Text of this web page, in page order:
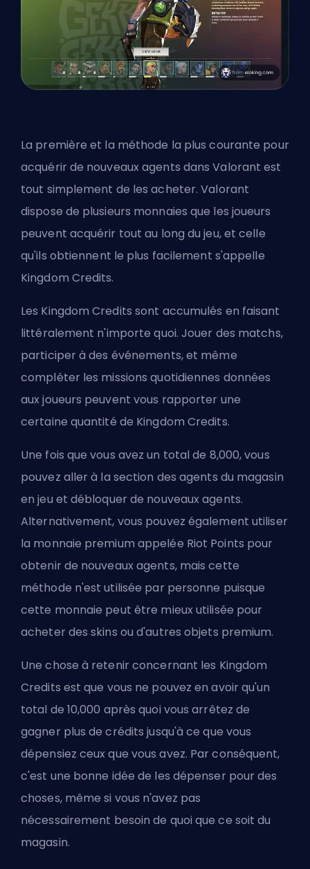
La première et la méthode la plus courante pour
acquérir de nouveaux agents dans Valorant est
tout simplement de les acheter. Valorant
dispose de plusieurs monnaies que les joueurs
peuvent acquérir tout au long du jeu, et celle
qu'ils obtiennent le plus facilement s'appelle
Kingdom Credits.
Les Kingdom Credits sont accumulés en faisant
littéralement n'importe quoi. Jouer des matchs,
participer à des événements, et même
compléter les missions quotidiennes données
aux joueurs peuvent vous rapporter une
certaine quantité de Kingdom Credits.
Une fois que vous avez un total de 8,000, vous
pouvez aller à la section des agents du magasin
en jeu et débloquer de nouveaux agents.
Alternativement, vous pouvez également utiliser
la monnaie premium appelée Riot Points pour
obtenir de nouveaux agents, mais cette
méthode n'est utilisée par personne puisque
cette monnaie peut être mieux utilisée pour
acheter des skins ou d'autres objets premium.
Une chose à retenir concernant les Kingdom
Credits est que vous ne pouvez en avoir qu'un
total de 10,000 après quoi vous arrêtez de
gagner plus de crédits jusqu'à ce que vous
dépensiez ceux que vous avez. Par conséquent,
c'est une bonne idée de les dépenser pour des
choses, même si vous n'avez pas
nécessairement besoin de quoi que ce soit du
magasin.